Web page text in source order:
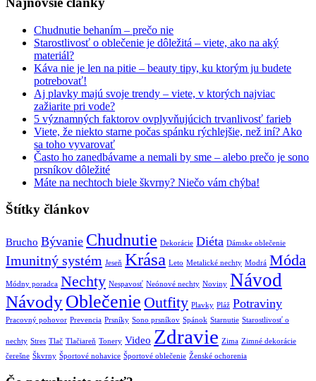
Chudnutie behaním – prečo nie
Starostlivosť o oblečenie je dôležitá – viete, ako na aký
materiál?
Káva nie je len na pitie – beauty tipy, ku ktorým ju budete
potrebovať!
Aj plavky majú svoje trendy – viete, v ktorých najviac
zažiarite pri vode?
5 významných faktorov ovplyvňujúcich trvanlivosť farieb
Viete, že niekto starne počas spánku rýchlejšie, než iní? Ako
sa toho vyvarovať
Často ho zanedbávame a nemali by sme – alebo prečo je sono
prsníkov dôležité
Máte na nechtoch biele škvrny? Niečo vám chýba!
Štítky článkov
Brucho Bývanie Chudnutie Dekorácie Diéta Dámske oblečenie
Imunitný systém Jeseň Krása Leto Metalické nechty Modrá Móda
Módny poradca Nechty Nespavosť Neónové nechty Noviny Návod
NávodyOblečenie Outfity Plavky Pláž Potraviny
Pracovný pohovor Prevencia Prsníky Sono prsníkov Spánok Starnutie Starostlivosť o
nechty Stres Tlač Tlačiareň Tonery Video Zdravie Zima Zimné dekorácie
čerešne Škvrny Športové nohavice Športové oblečenie Ženské ochorenia